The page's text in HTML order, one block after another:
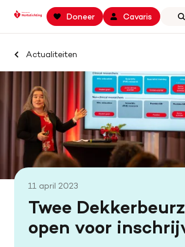
Spring
Spring
navigatie
Keer
de
Doneer Cavaris
Zoek binnen
Home
Openstaande calls
Samenwerking en financiering
Actualiteiten
Onze missie
Contact
Actualiteiten
11 april 2023
Twee
open voor